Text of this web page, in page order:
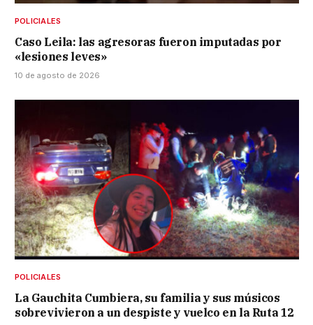
POLICIALES
Caso Leila: las agresoras fueron imputadas por
«lesiones leves»
10 de agosto de 2026
POLICIALES
La Gauchita Cumbiera, su familia y sus músicos
sobrevivieron a un despiste y vuelco en la Ruta 12